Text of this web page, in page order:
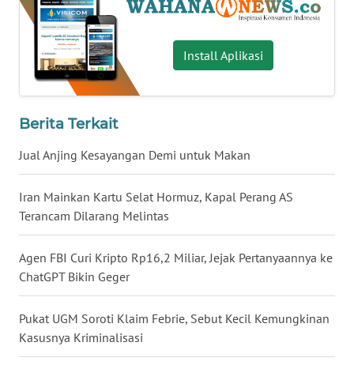
Install Aplikasi
Berita Terkait
Jual Anjing Kesayangan Demi untuk Makan
Iran Mainkan Kartu Selat Hormuz, Kapal Perang AS
Terancam Dilarang Melintas
Agen FBI Curi Kripto Rp16,2 Miliar, Jejak Pertanyaannya ke
ChatGPT Bikin Geger
Pukat UGM Soroti Klaim Febrie, Sebut Kecil Kemungkinan
Kasusnya Kriminalisasi
WN
BABEL
WN
WN
LAMPUNG
WN
JATENG